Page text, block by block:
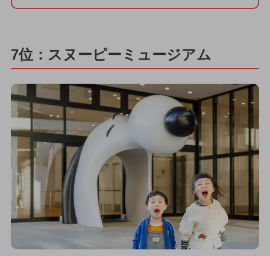
7位：スヌーピーミュージアム